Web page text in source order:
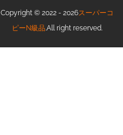
Copyright © 2022 - 2026スーパーコ
ピーN級品.All right reserved.